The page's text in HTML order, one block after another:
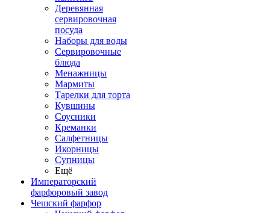
Деревянная
сервировочная
посуда
Наборы для воды
Сервировочные
блюда
Менажницы
Мармиты
Тарелки для торта
Кувшины
Соусники
Креманки
Салфетницы
Икорницы
Супницы
Ещё
Императорский
фарфоровый завод
Чешский фарфор